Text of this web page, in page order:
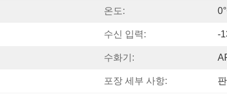
온도:
수신 입력: -
수화기:
포장 세부 사항: